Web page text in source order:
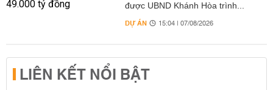
được UBND Khánh Hòa trình...
DỰ ÁN 15:04 | 07/08/2026
LIÊN KẾT NỔI BẬT